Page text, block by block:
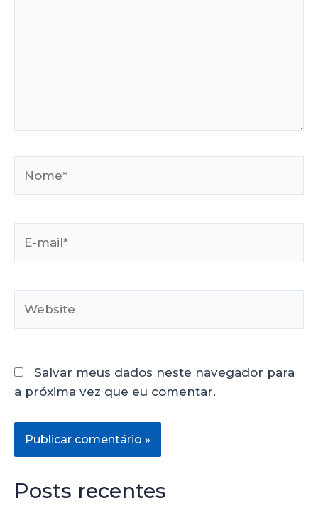
Salvar meus dados neste navegador para
a próxima vez que eu comentar.
Posts recentes